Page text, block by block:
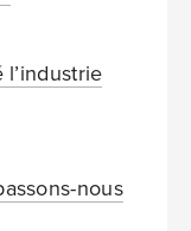
nous